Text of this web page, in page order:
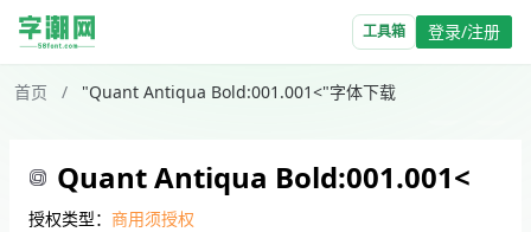
工具箱 登录/注册
首页 / "Quant Antiqua Bold:001.001<"字体下载
Quant Antiqua Bold:001.001<
授权类型： 商用须授权